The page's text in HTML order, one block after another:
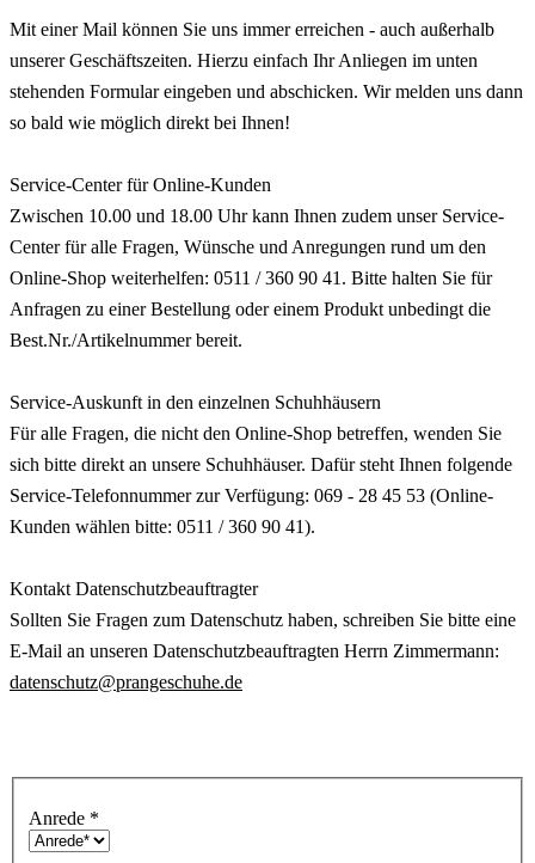
Mit einer Mail können Sie uns immer erreichen - auch außerhalb
unserer Geschäftszeiten. Hierzu einfach Ihr Anliegen im unten
stehenden Formular eingeben und abschicken. Wir melden uns dann
so bald wie möglich direkt bei Ihnen!
Service-Center für Online-Kunden
Zwischen 10.00 und 18.00 Uhr kann Ihnen zudem unser Service-
Center für alle Fragen, Wünsche und Anregungen rund um den
Online-Shop weiterhelfen: 0511 / 360 90 41 . Bitte halten Sie für
Anfragen zu einer Bestellung oder einem Produkt unbedingt die
Best.Nr./Artikelnummer bereit.
Service-Auskunft in den einzelnen Schuhhäusern
Für alle Fragen, die nicht den Online-Shop betreffen, wenden Sie
sich bitte direkt an unsere Schuhhäuser. Dafür steht Ihnen folgende
Service-Telefonnummer zur Verfügung: 069 - 28 45 53 (Online-
Kunden wählen bitte: 0511 / 360 90 41).
Kontakt Datenschutzbeauftragter
Sollten Sie Fragen zum Datenschutz haben, schreiben Sie bitte eine
E-Mail an unseren Datenschutzbeauftragten Herrn Zimmermann:
datenschutz@prangeschuhe.de
Anrede *